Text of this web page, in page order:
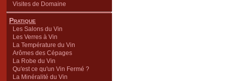
Visites de Domaine
Pratique
Les Salons du Vin
Les Verres à Vin
La Température du Vin
Arômes des Cépages
La Robe du Vin
Qu'est ce qu'un Vin Fermé ?
La Minéralité du Vin